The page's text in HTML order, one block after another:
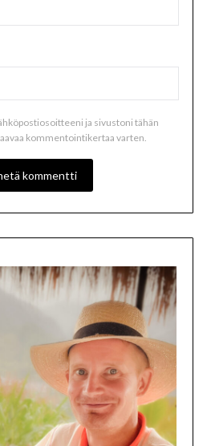
ja sivustoni tähän
kommentointikertaa varten.